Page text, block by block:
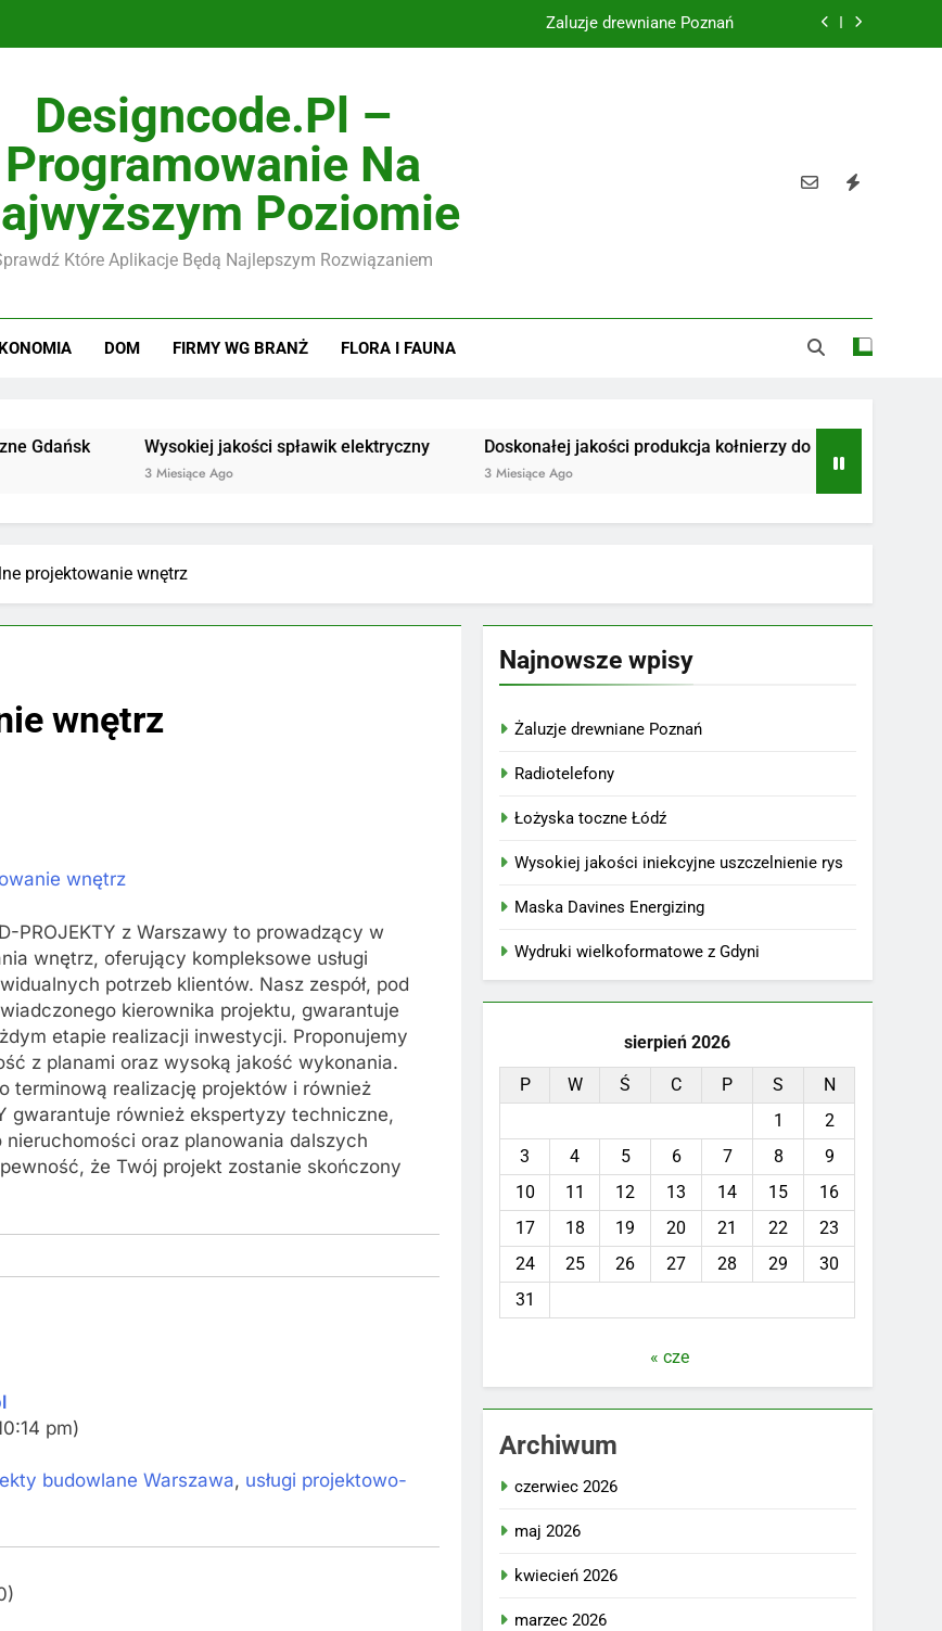
Żaluzje drewniane Poznań
Designcode.pl –
Programowanie Na
Poziomie
Które Aplikacje Będą Najlepszym Rozwiązaniem
DOM FIRMY WG BRANŻ FLORA I FAUNA
Wysokiej jakości spławik elektryczny
3 Miesiące Ago
Doskonałej jakości produkcja kołnierzy do rur
3 Miesiące Ago 3 Miesiące Ago
projektowanie wnętrz
wnętrz
wnętrz
PROJEKTY z Warszawy to prowadzący w
wnętrz, oferujący kompleksowe usługi
potrzeb klientów. Nasz zespół, pod
kierownika projektu, gwarantuje
etapie realizacji inwestycji. Proponujemy
z planami oraz wysoką jakość wykonania.
terminową realizację projektów i również
gwarantuje również ekspertyzy techniczne,
oraz planowania dalszych
że Twój projekt zostanie skończony
pm)
budowlane Warszawa, usługi projektowo-
Najnowsze wpisy
Żaluzje drewniane Poznań
Radiotelefony
Łożyska toczne Łódź
Wysokiej jakości iniekcyjne uszczelnienie rys
Maska Davines Energizing
Wydruki wielkoformatowe z Gdyni
sierpień 2026
P W Ś C P S
N
1
2
3
4 5 6 7 8
9
10
11 12 13 14 15
16
17
18 19 20 21 22
23
24
25 26 27 28 29
30
31
« cze
Archiwum
czerwiec 2026
maj 2026
kwiecień 2026
marzec 2026